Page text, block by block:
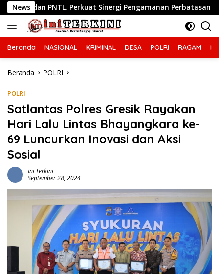
Langsung
ke
konten
News
Sinergi Pengamanan Perbatasan Respon Cepat
Beranda NASIONAL KRIMINAL DESA POLRI RAGAM
Beranda POLRI
POLRI
Satlantas Polres Gresik Rayakan
Hari Lalu Lintas Bhayangkara ke-
69 Luncurkan Inovasi dan Aksi
Sosial
Ini Terkini
September 28, 2024